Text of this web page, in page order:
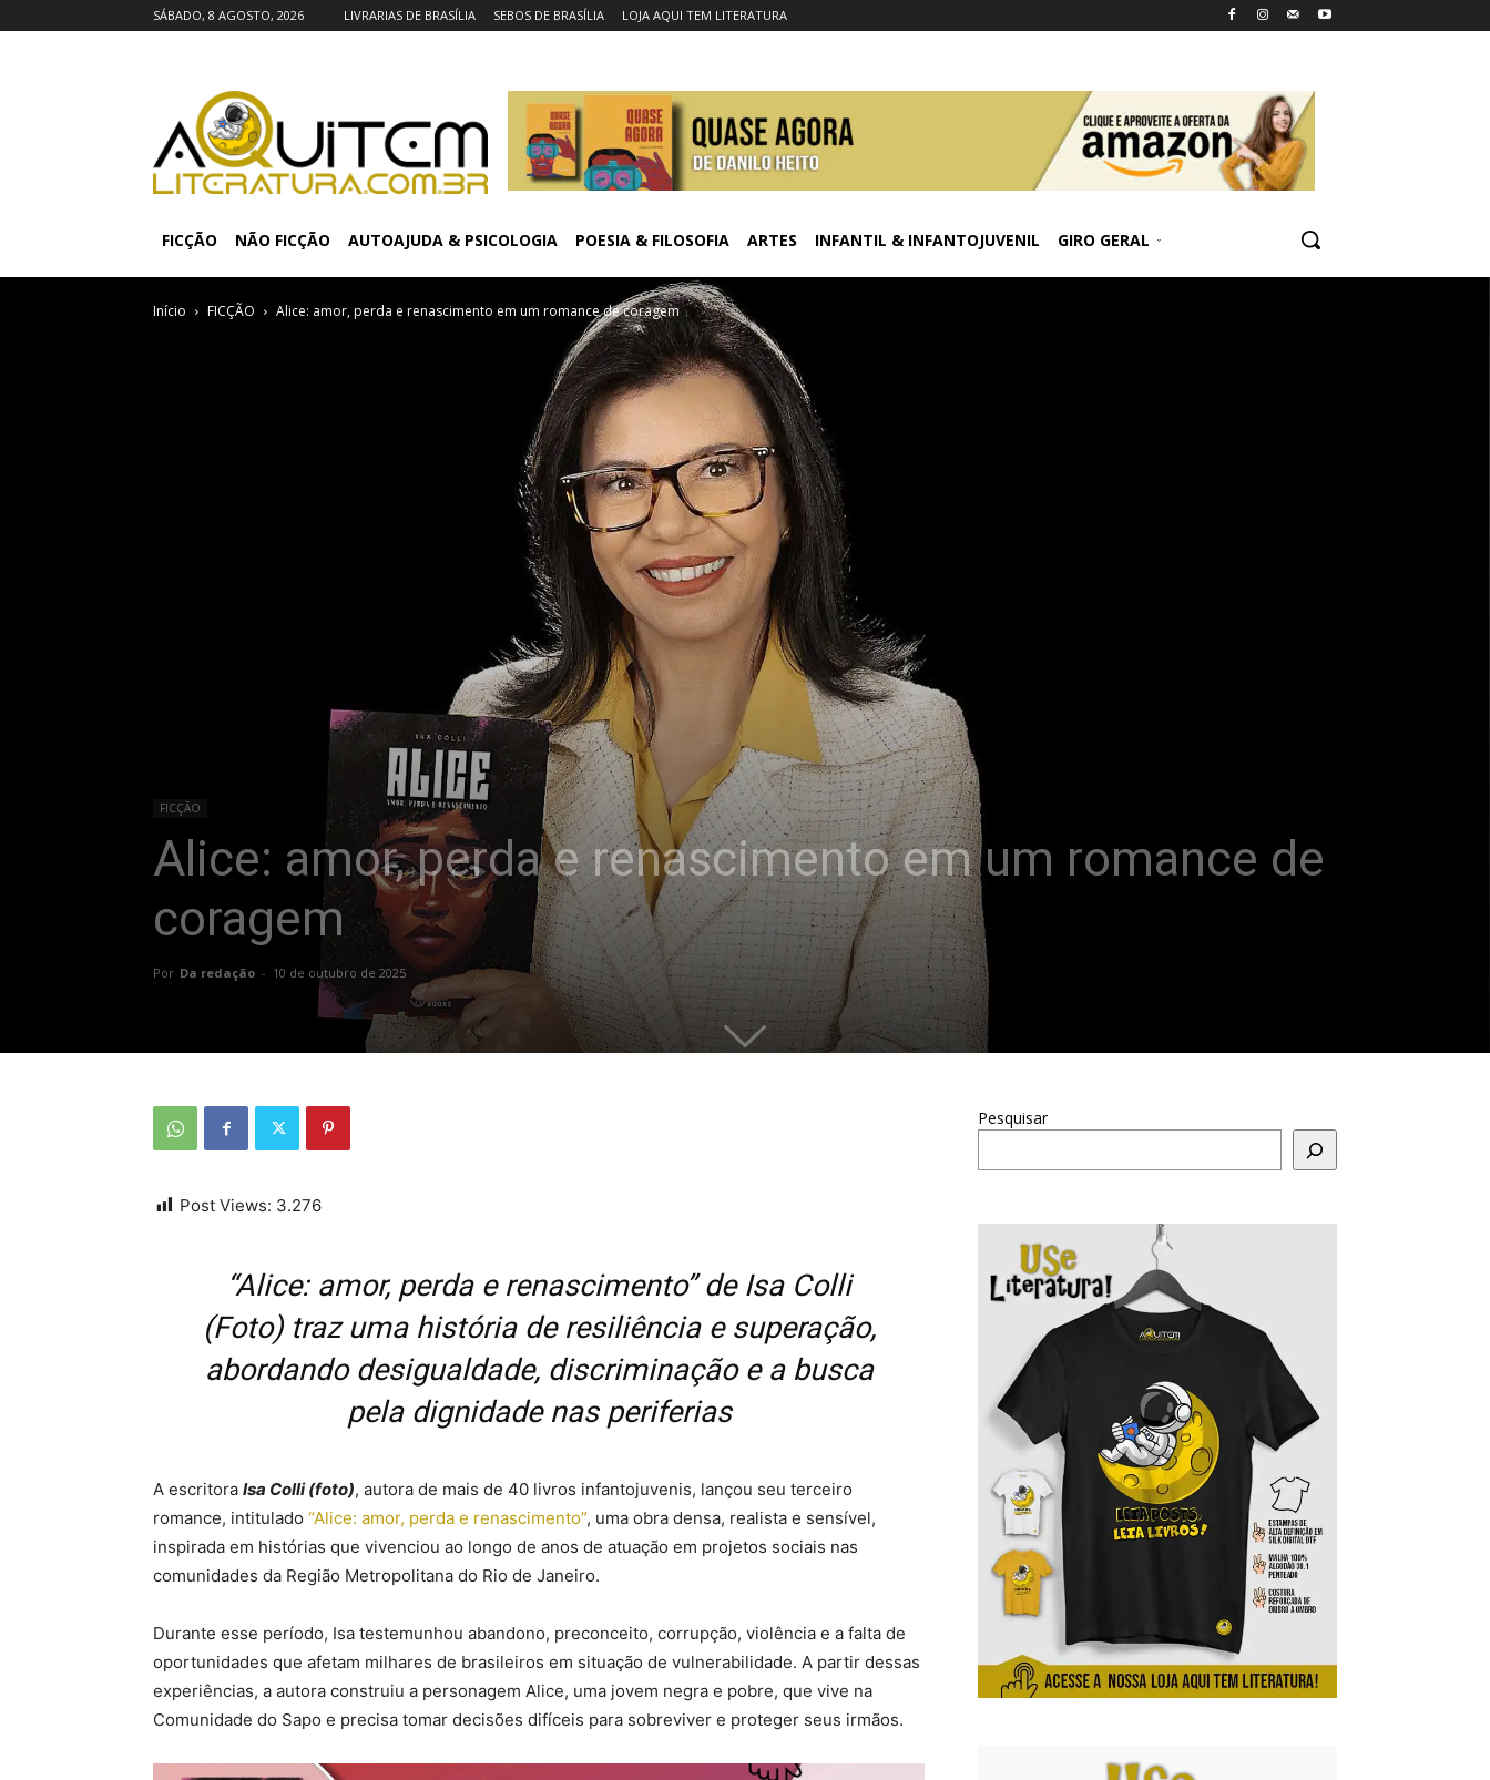
SÁBADO, 8 AGOSTO, 2026 LIVRARIAS DE BRASÍLIA SEBOS DE BRASÍLIA LOJA AQUI TEM LITERATURA
FICÇÃO NÃO FICÇÃO AUTOAJUDA & PSICOLOGIA POESIA & FILOSOFIA ARTES INFANTIL & INFANTOJUVENIL GIRO GERAL
Início FICÇÃO Alice: amor, perda e renascimento em um romance de coragem
FICÇÃO
Alice: amor, perda e renascimento em um romance de
coragem
Por Da redação - 10 de outubro de 2025
Post Views: 3.276
“Alice: amor, perda e renascimento” de Isa Colli
(Foto) traz uma história de resiliência e superação,
abordando desigualdade, discriminação e a busca
pela dignidade nas periferias
A escritora Isa Colli (foto), autora de mais de 40 livros infantojuvenis, lançou seu terceiro
romance, intitulado “Alice: amor, perda e renascimento”, uma obra densa, realista e sensível,
inspirada em histórias que vivenciou ao longo de anos de atuação em projetos sociais nas
comunidades da Região Metropolitana do Rio de Janeiro.
Durante esse período, Isa testemunhou abandono, preconceito, corrupção, violência e a falta de
oportunidades que afetam milhares de brasileiros em situação de vulnerabilidade. A partir dessas
experiências, a autora construiu a personagem Alice, uma jovem negra e pobre, que vive na
Comunidade do Sapo e precisa tomar decisões difíceis para sobreviver e proteger seus irmãos.
Pesquisar